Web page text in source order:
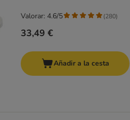
33,49 €
Valorar: 4.6/5 (280)
Añadir a la cesta